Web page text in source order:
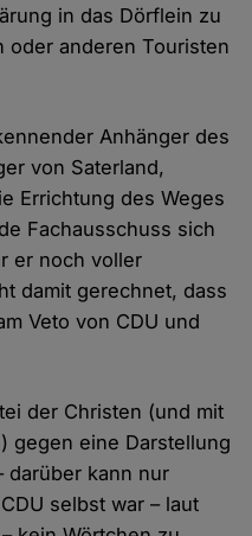
in das Dörflein zu
oder anderen Touristen
Anhänger des
von Saterland,
Errichtung des Weges
Fachausschuss sich
er noch voller
damit gerechnet, dass
Veto von CDU und
der Christen (und mit
gegen eine Darstellung
darüber kann nur
selbst war – laut